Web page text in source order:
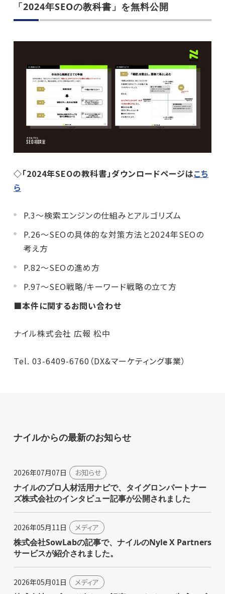
「2024年SEOの教科書」を無料公開
◇「2024年SEOの教科書」ダウンロードページはこち
ら
P.3～検索エンジンの仕組みとアルゴリズム
P.26～SEOの具体的な対策方法と2024年SEOの
考え方
P.82～SEOの進め方
P.97～SEO戦略/キーワード戦略の立て方
■本件に関するお問い合わせ
ナイル株式会社 広報 松中
Tel. 03-6409-6760（DX&マーケティング事業）
ナイルからの最新のお知らせ
2026年07月07日 お知らせ
ナイルのプロ人材活用ナビで、タイグロンパートナー
ズ株式会社のインタビュー記事が公開されました
2026年05月11日 メディア
株式会社SowLabの記事で、ナイルのNyle X Partners
サービスが紹介されました。
2026年05月01日 メディア